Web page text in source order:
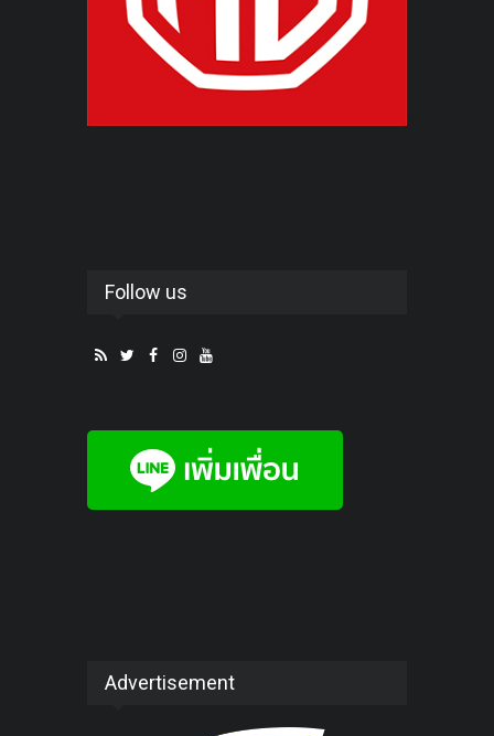
Follow us
Advertisement